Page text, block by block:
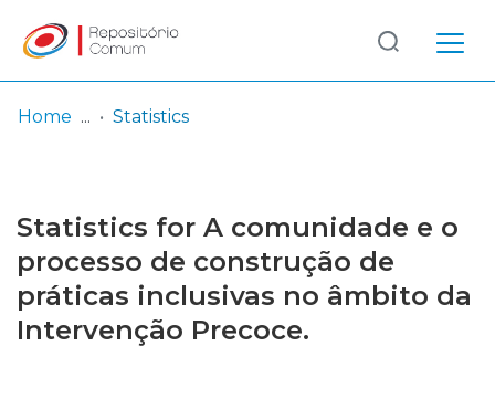
Browse repository
Entities
Log
In
(current)
Home Statistics
Statistics for A comunidade e o
processo de construção de
práticas inclusivas no âmbito da
Intervenção Precoce.